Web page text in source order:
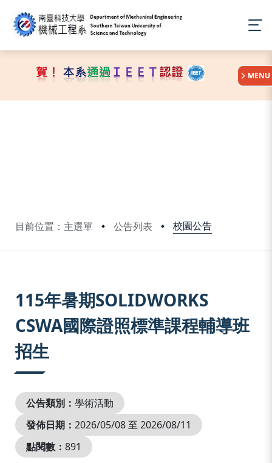
目前位置：主選單 公告列表 校園公告
:::
MENU
115年暑期SOLIDWORKS
CSWA國際證照標準課程輔導班
招生
公告類別： 學術活動
發佈日期： 2026/05/08 至 2026/08/11
點閱數： 891